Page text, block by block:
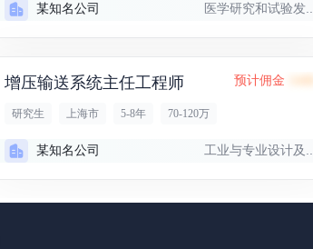
某知名公司 医学研究和试验发...
增压输送系统主任工程师 预计佣金
研究生 上海市 5-8年 70-120万
某知名公司 工业与专业设计及...